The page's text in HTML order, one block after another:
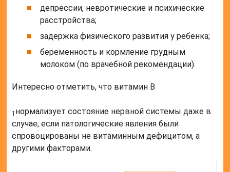
депрессии, невротические и психические
расстройства;
задержка физического развития у ребенка;
беременность и кормление грудным
молоком (по врачебной рекомендации).
Интересно отметить, что витамин B
1 нормализует состояние нервной системы даже в
случае, если патологические явления были
спровоцированы не витаминным дефицитом, а
другими факторами.